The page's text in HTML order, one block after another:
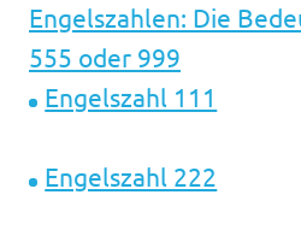
Engelszahlen: Die
555 oder 999
Engelszahl 111
Engelszahl 222